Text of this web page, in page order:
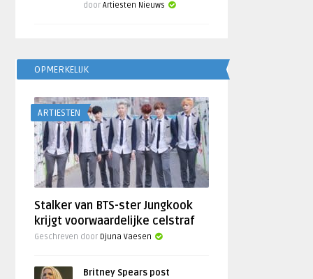
doorArtiesten Nieuws
OPMERKELIJK
ARTIESTEN
Stalker van BTS-ster Jungkook
krijgt voorwaardelijke celstraf
Geschreven door Djuna Vaesen
Britney Spears post